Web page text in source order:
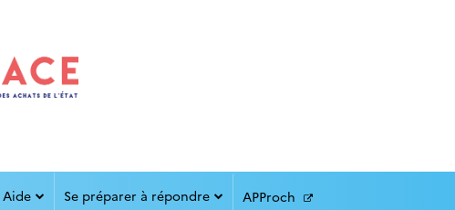
Aide Se préparer à répondre APProch